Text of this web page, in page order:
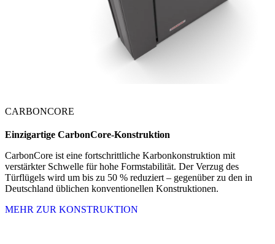
CARBONCORE
Einzigartige CarbonCore-Konstruktion
CarbonCore ist eine fortschrittliche Karbonkonstruktion mit
verstärkter Schwelle für hohe Formstabilität. Der Verzug des
Türflügels wird um bis zu 50 % reduziert – gegenüber zu den in
Deutschland üblichen konventionellen Konstruktionen.
MEHR ZUR KONSTRUKTION